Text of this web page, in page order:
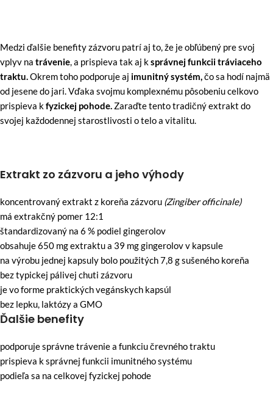
Medzi ďalšie benefity zázvoru patrí aj to, že je obľúbený pre svoj
vplyv na trávenie, a prispieva tak aj ksprávnej funkcii tráviaceho
traktu.Okrem toho podporuje aj imunitný systém,čo sa hodí najmä
od jesene do jari. Vďaka svojmu komplexnému pôsobeniu celkovo
prispieva kfyzickej pohode. Zaraďte tento tradičný extrakt do
svojej každodennej starostlivosti o telo a vitalitu.
Extrakt zo zázvoru a jeho výhody
koncentrovaný extrakt z koreňa zázvoru (Zingiber officinale)
má extrakčný pomer 12:1
štandardizovaný na 6 % podiel gingerolov
obsahuje 650 mg extraktu a 39 mg gingerolov v kapsule
na výrobu jednej kapsuly bolo použitých 7,8 g sušeného koreňa
bez typickej pálivej chuti zázvoru
je vo forme praktických vegánskych kapsúl
bez lepku, laktózy a GMO
Ďalšie benefity
podporuje správne trávenie a funkciu črevného traktu
prispieva k správnej funkcii imunitného systému
podieľa sa na celkovej fyzickej pohode